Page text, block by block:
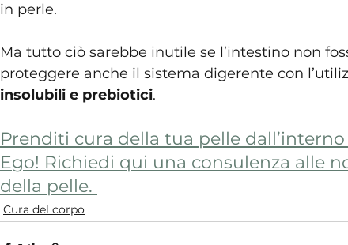
in perle.
Ma tutto ciò sarebbe inutile se l’intestino non
proteggere anche il sistema digerente con
insolubili e prebiotici.
Prenditi cura della tua pelle
Ego! Richiedi qui una consulenza alle
della pelle.
Cura del corpo